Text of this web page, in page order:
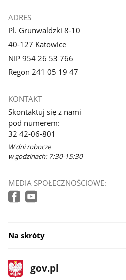
ADRES
Pl. Grunwaldzki 8-10
40-127 Katowice
NIP 954 26 53 766
Regon 241 05 19 47
KONTAKT
Skontaktuj się z nami
pod numerem:
32 42-06-801
W dni robocze
w godzinach: 7:30-15:30
MEDIA SPOŁECZNOŚCIOWE:
Na skróty
stopka
gov.pl
Strona
gov.pl